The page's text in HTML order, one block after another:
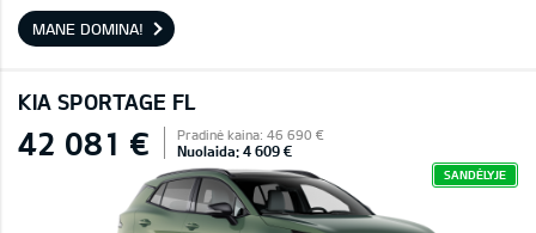
MANE DOMINA!
KIA SPORTAGE FL
42 081 € Pradinė kaina: 46 690 €
Nuolaida: 4 609 €
SANDĖLYJE